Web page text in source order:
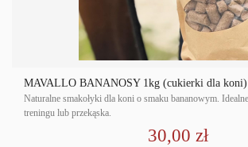
MAVALLO BANANOSY 1kg (cukierki dla koni)
Naturalne smakołyki dla koni o smaku bananowym.
treningu lub przekąska.
30,00 zł